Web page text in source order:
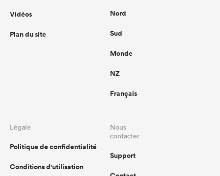
Vidéos
Plan du site
Nord
Sud
Monde
NZ
Français
Légale
Politique de confidentialité
Conditions d'utilisation
Nous
contacter
Support